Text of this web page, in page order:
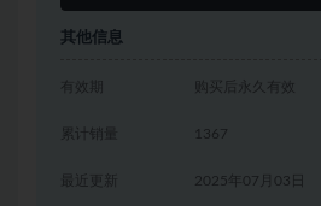
其他信息
有效期 购买后永久有效
累计销量 1367
2025年07月03日